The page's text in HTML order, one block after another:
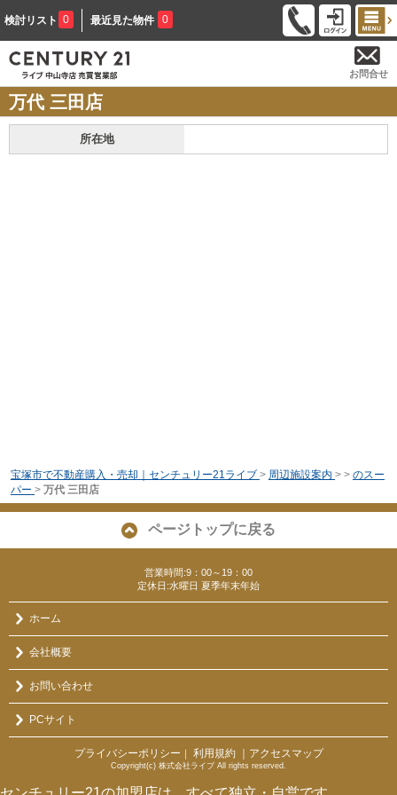
検討リスト 0 最近見た物件 0
お問合せ
万代 三田店
所在地
宝塚市で不動産購入・売却｜センチュリー21ライブ > 周辺施設案内 > > のスー
パー > 万代 三田店
ページトップに戻る
営業時間:9：00～19：00
定休日:水曜日 夏季年末年始
ホーム
会社概要
お問い合わせ
PCサイト
プライバシーポリシー ｜ 利用規約 ｜アクセスマップ
Copyright(c) 株式会社ライブ All rights reserved.